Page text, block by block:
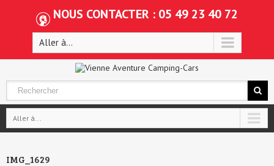
NOUS CONTACTER : 05 49 23 40 72
Aller à...
Aller à...
IMG_1629